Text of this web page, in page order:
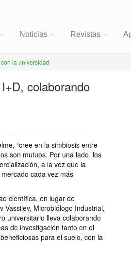
Noticias Revistas
la universidad
colaborando
“cree en la simbiosis entre
son mutuos. Por una lado, los
a la vez que la
cada vez más
científica, en lugar de
Vassilev, Microbiólogo Industrial,
universitario lleva colaborando
de investigación tanto en el
para el suelo, con la